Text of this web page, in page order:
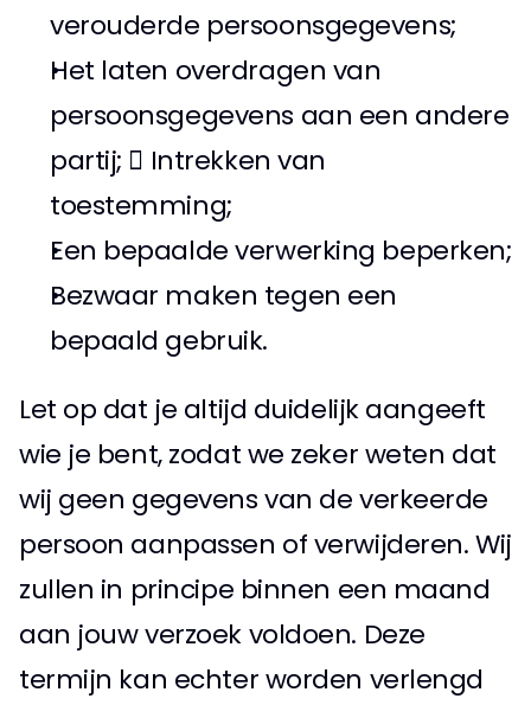
verouderde persoonsgegevens;
Het laten overdragen van
persoonsgegevens aan een andere
partij;  Intrekken van
toestemming;
Bezwaar maken tegen een
bepaald gebruik.
Let op dat je altijd duidelijk aangeeft
wie je bent, zodat we zeker weten dat
wij geen gegevens van de verkeerde
persoon aanpassen of verwijderen. Wij
zullen in principe binnen een maand
aan jouw verzoek voldoen. Deze
termijn kan echter worden verlengd